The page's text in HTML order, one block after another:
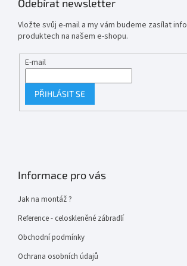
Odebírat newsletter
Vložte svůj e-mail a my vám budeme zasílat
produktech na našem e-shopu.
E-mail
PŘIHLÁSIT SE
Informace pro vás
Jak na montáž ?
Reference - celoskleněné zábradlí
Obchodní podmínky
Ochrana osobních údajů